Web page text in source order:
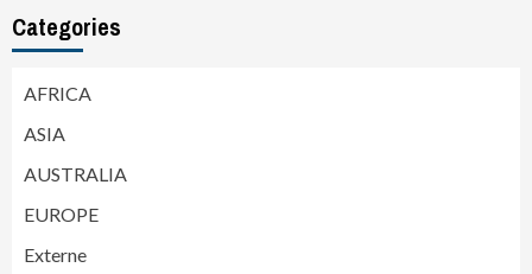
Categories
AFRICA
ASIA
AUSTRALIA
EUROPE
Externe